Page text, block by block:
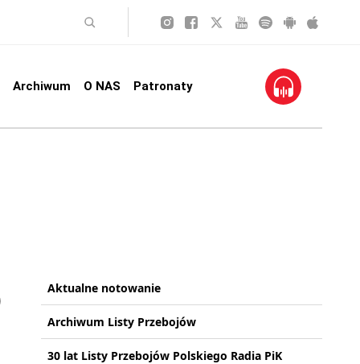
Archiwum O NAS Patronaty
Aktualne notowanie
Archiwum Listy Przebojów
30 lat Listy Przebojów Polskiego Radia PiK